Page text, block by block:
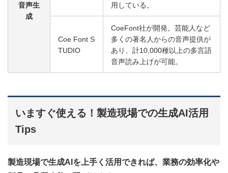
音声生
成
用している。
Coe Font S
TUDIO
CoeFont社が開発。芸能人など
多くの著名人からの音声提供が
あり、計10,000種以上の多言語
音声読み上げが可能。
いますぐ使える！製造現場での生成AI活用
Tips
製造現場で生成AIを上手く活用できれば、業務の効率化や